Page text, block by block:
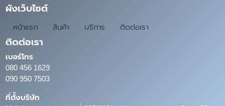
ผังเว็บไซต์
หน้าแรก สินค้า บริการ ติดต่อเรา
ติดต่อเรา
เบอร์โทร
080 456 1629
090 950 7503
ที่ตั้งบริษัท